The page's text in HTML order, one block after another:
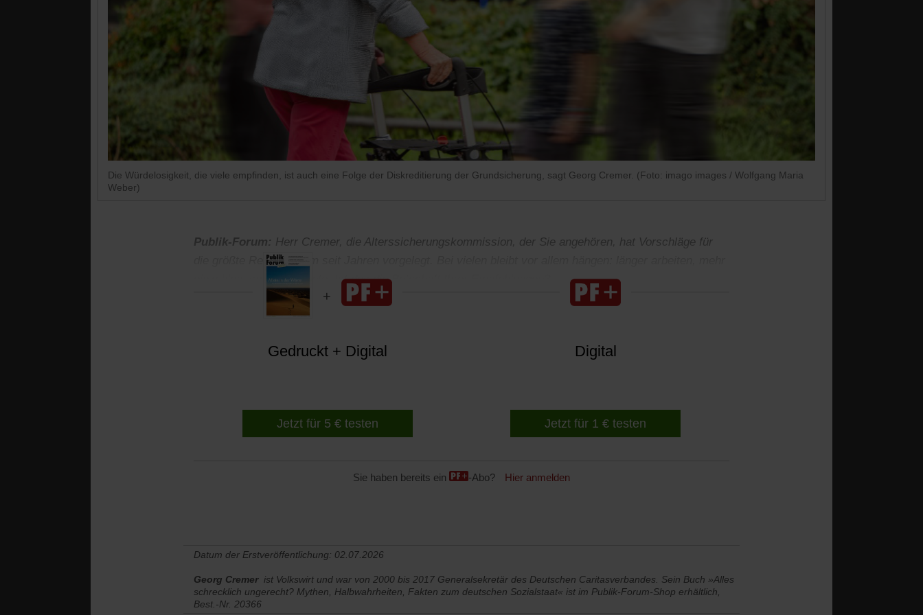
Die Würdelosigkeit, die viele empfinden, ist auch eine Folge der Diskreditierung der Grundsicherung, sagt Georg Cremer. (Foto: imago images / Wolfgang Maria
Weber)
Publik-Forum: Herr Cremer, die Alterssicherungskommission, der Sie angehören, hat Vorschläge für
die größte Rentenreform seit Jahren vorgelegt. Bei vielen bleibt vor allem hängen: länger arbeiten, mehr
einzahlen, später in Rente. Ist das die Botschaft Ihrer Empfehlungen?
Gedruckt + Digital
Jetzt für 5 € testen
Digital
Jetzt für 1 € testen
Sie haben bereits ein -Abo? Hier anmelden
Datum der Erstveröffentlichung: 02.07.2026
Georg Cremer ist Volkswirt und war von 2000 bis 2017 Generalsekretär des Deutschen Caritasverbandes. Sein Buch »Alles
schrecklich ungerecht? Mythen, Halbwahrheiten, Fakten zum deutschen Sozialstaat« ist im Publik-Forum-Shop erhältlich,
Best.-Nr. 20366